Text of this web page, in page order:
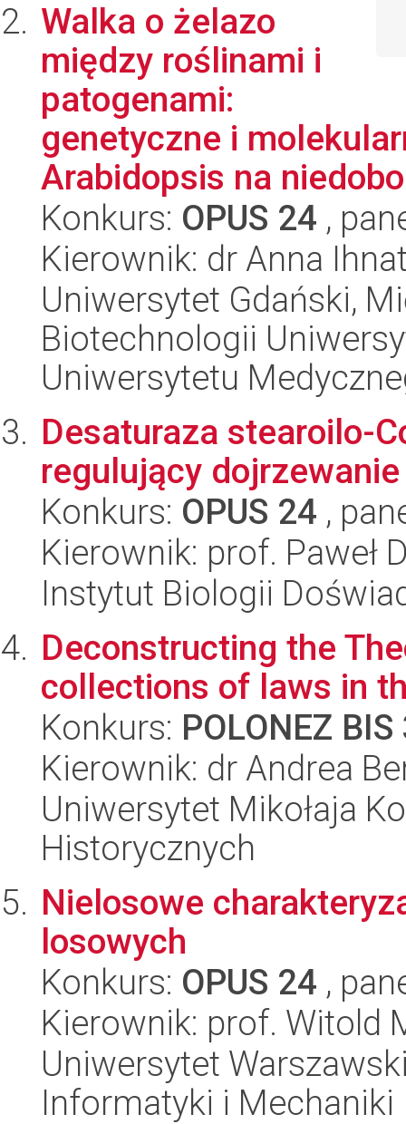
Walka o żelazo
między roślinami i
patogenami:
genetyczne i
Arabidopsis na
Konkurs: OPUS 24 ,
Kierownik: dr Anna
Uniwersytet Gdański,
Biotechnologii
Uniwersytetu
Desaturaza stearoilo-
regulujący
Konkurs: OPUS 24 ,
Kierownik: prof. Paweł
Instytut Biologii
Deconstructing the
collections of laws in
Konkurs: POLONEZ BIS
Kierownik: dr Andrea
Uniwersytet Mikołaja
Historycznych
Nielosowe
losowych
Konkurs: OPUS 24 ,
Kierownik: prof. Witold
Uniwersytet
Informatyki i Mechaniki